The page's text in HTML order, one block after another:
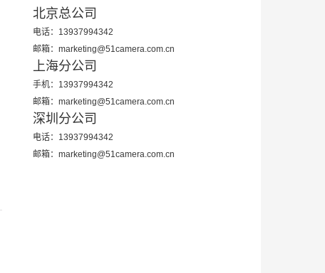
北京总公司
电话：13937994342
邮箱：marketing@51camera.com.cn
上海分公司
手机：13937994342
邮箱：marketing@51camera.com.cn
深圳分公司
电话：13937994342
邮箱：marketing@51camera.com.cn